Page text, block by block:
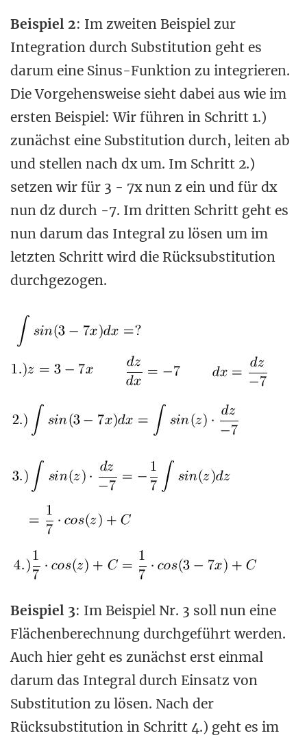
Beispiel 2: Im zweiten Beispiel zur
Integration durch Substitution geht es
darum eine Sinus-Funktion zu integrieren.
Die Vorgehensweise sieht dabei aus wie im
ersten Beispiel: Wir führen in Schritt 1.)
zunächst eine Substitution durch, leiten ab
und stellen nach dx um. Im Schritt 2.)
setzen wir für 3 - 7x nun z ein und für dx
nun dz durch -7. Im dritten Schritt geht es
nun darum das Integral zu lösen um im
letzten Schritt wird die Rücksubstitution
durchgezogen.
Beispiel 3: Im Beispiel Nr. 3 soll nun eine
Flächenberechnung durchgeführt werden.
Auch hier geht es zunächst erst einmal
darum das Integral durch Einsatz von
Substitution zu lösen. Nach der
Rücksubstitution in Schritt 4.) geht es im